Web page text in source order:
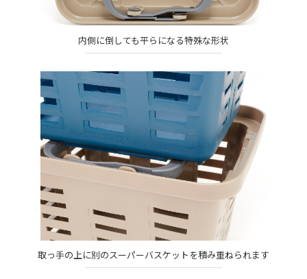
内側に倒しても平らになる特殊な形状
取っ手の上に別のスーパーバスケットを積み重ねられます